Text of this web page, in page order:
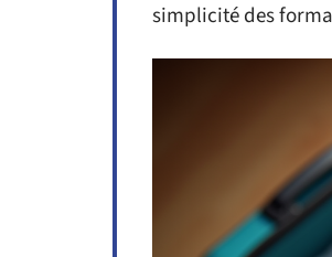
simplicité des